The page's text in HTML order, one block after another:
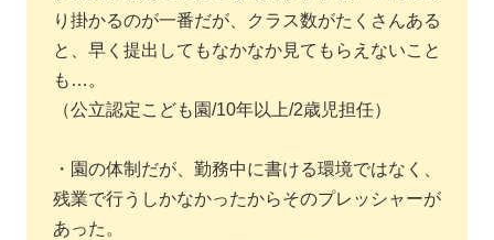
り掛かるのが一番だが、クラス数がたくさんある
と、早く提出してもなかなか見てもらえないこと
も…。
（公立認定こども園/10年以上/2歳児担任）
・園の体制だが、勤務中に書ける環境ではなく、
残業で行うしかなかったからそのプレッシャーが
あった。